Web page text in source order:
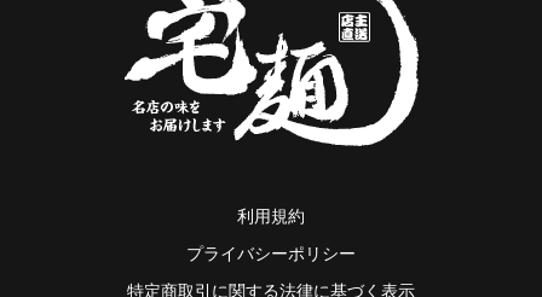
利用規約
プライバシーポリシー
特定商取引に関する法律に基づく表示